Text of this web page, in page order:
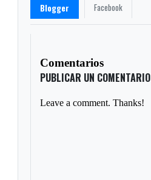
Blogger Facebook
Comentarios
PUBLICAR UN COMENTARIO
Leave a comment. Thanks!